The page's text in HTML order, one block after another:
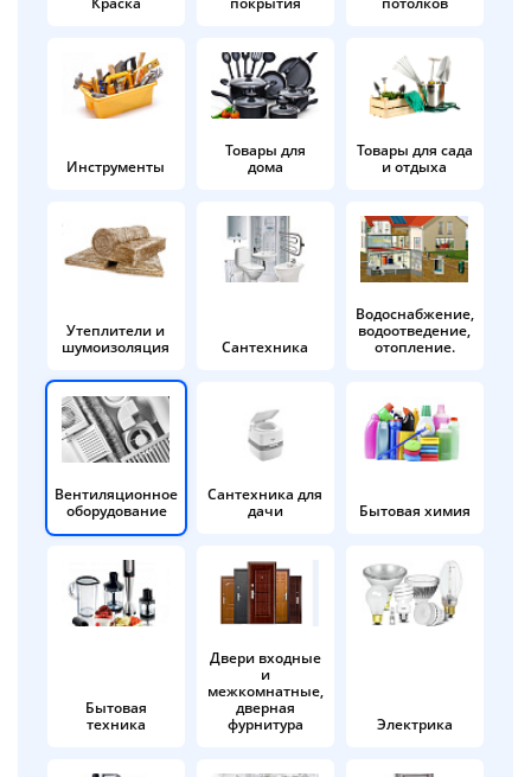
Инструменты
Товары для
дома
Товары для сада
и отдыха
Утеплители и
шумоизоляция
Сантехника
Водоснабжение,
водоотведение,
отопление.
Вентиляционное
оборудование
Сантехника для
дачи
Бытовая химия
Бытовая
техника
Двери входные
и
межкомнатные,
дверная
фурнитура
Электрика
в корзину
Оплачивайте сегодня только
25% картой любого банка
Получайте товар
выбранный способом
Оставшиеся
% будут
списываться
по25%каждые 2 недели
Подробнее
об оплате Плайтом
раз в 2
недели
Остались вопросы?
8 800 302-02-51
plait.ru